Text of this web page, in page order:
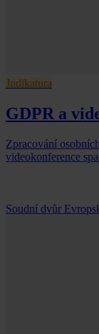
Judikatura
GDPR a
Zpracování
videokonference
Soudní dvůr